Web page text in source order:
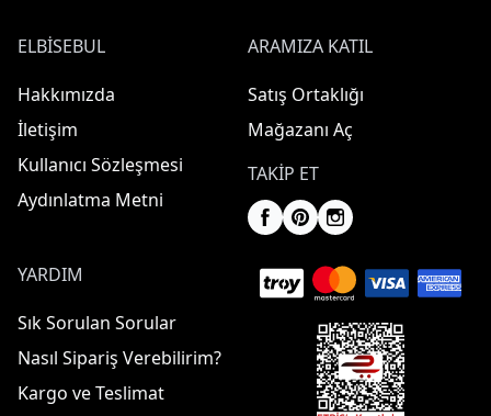
ELBISEBUL
Hakkımızda
İletişim
Kullanıcı Sözleşmesi
Aydınlatma Metni
ARAMIZA KATIL
Satış Ortaklığı
Mağazanı Aç
TAKIP ET
YARDIM
Sık Sorulan Sorular
Nasıl Sipariş Verebilirim?
Kargo ve Teslimat